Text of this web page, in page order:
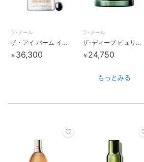
ラ･メール
ザ・アイ バーム インテンス
￥ 36,300
ラ･メール
ザ･ディープ ピュリファイング マスク
￥ 24,750
もっとみる